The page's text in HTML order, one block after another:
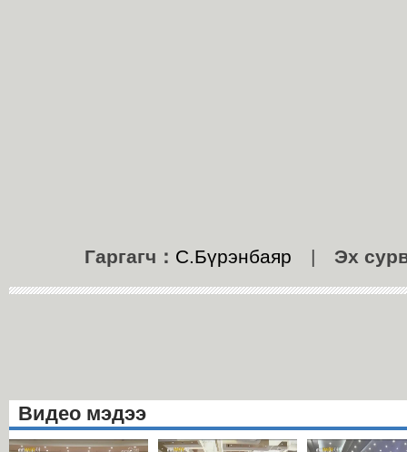
Гаргагч： С.Бүрэнбаяр | Эх
Видео мэдээ